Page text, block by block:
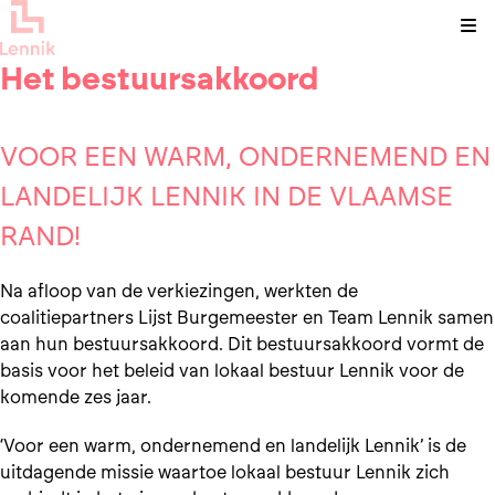
Het bestuursakkoord
VOOR EEN WARM, ONDERNEMEND EN
LANDELIJK LENNIK IN DE VLAAMSE
RAND!
Na afloop van de verkiezingen, werkten de
coalitiepartners Lijst Burgemeester en Team Lennik samen
aan hun bestuursakkoord. Dit bestuursakkoord vormt de
basis voor het beleid van lokaal bestuur Lennik voor de
komende zes jaar.
‘Voor een warm, ondernemend en landelijk Lennik’ is de
uitdagende missie waartoe lokaal bestuur Lennik zich